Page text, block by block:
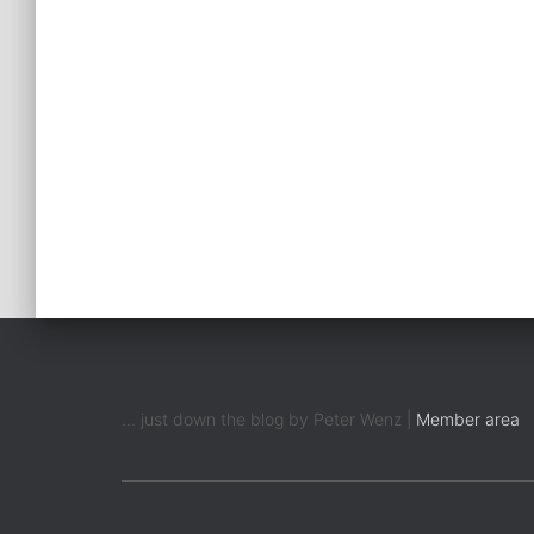
... just down the blog by Peter Wenz | Member area